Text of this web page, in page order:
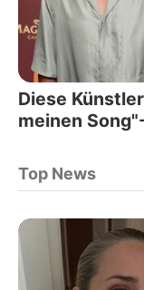
Diese
meinen
Top News